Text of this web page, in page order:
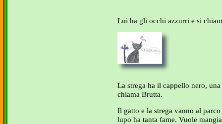
Lui ha gli occhi azzurri e si
La strega ha il cappello nero,
chiama Brutta.
Il gatto e la strega vanno al
lupo ha tanta fame. Vuole